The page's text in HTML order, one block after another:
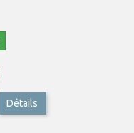
Détails